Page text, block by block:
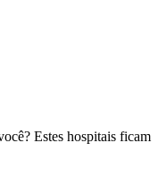
Estes hospitais ficam